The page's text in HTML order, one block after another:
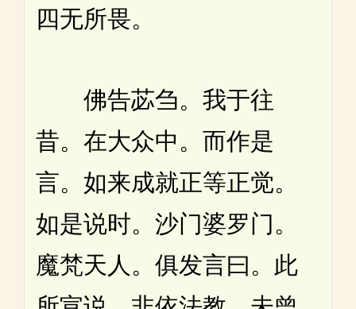
四无所畏。
佛告苾刍。我于往
昔。在大众中。而作是
言。如来成就正等正觉。
如是说时。沙门婆罗门。
魔梵天人。俱发言曰。此